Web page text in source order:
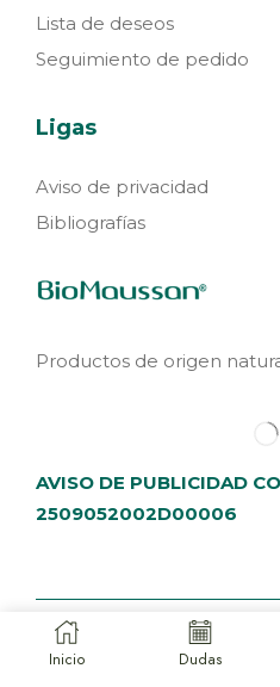
Lista de deseos
Seguimiento de pedido
Ligas
Aviso de privacidad
Bibliografías
Productos de origen
AVISO DE PUBLICIDAD
2509052002D00006
Copyright © 2025 |
Inicio Dudas